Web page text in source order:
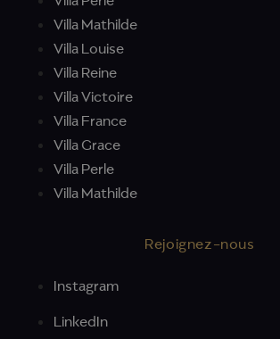
Villa Mathilde
Villa Louise
Villa Reine
Villa Victoire
Villa France
Villa Grace
Villa Perle
Villa Mathilde
Rejoignez-nous
Instagram
LinkedIn